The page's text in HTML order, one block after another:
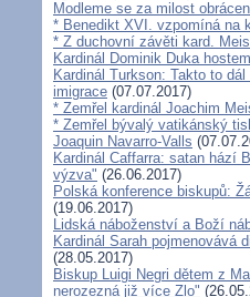
Modleme se za milost
* Benedikt XVI. vzpomíná na
* Z duchovní závěti kard.
Kardinál Dominik Duka
Kardinál Turkson: Takto to
imigrace (07.07.2017)
* Zemřel kardinál Joachim
* Zemřel bývalý vatikánský
Joaquin Navarro-Valls
Kardinál Caffarra: satan hází
výzva" (26.06.2017)
Polská konference biskupů:
(19.06.2017)
Lidská náboženství a Boží
Kardinál Sarah pojmenovává
(28.05.2017)
Biskup Luigi Negri dětem z
nerozezná již více Zlo"